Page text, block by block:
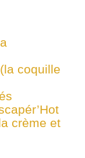
coquille
crème et